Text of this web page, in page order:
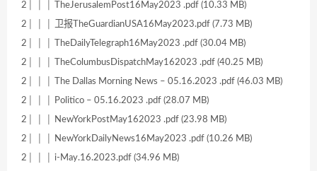
2│ │ │ TheJerusalemPost16May2023 .pdf (10.33 MB)
2│ │ │ 卫报TheGuardianUSA16May2023.pdf (7.73 MB)
2│ │ │ TheDailyTelegraph16May2023 .pdf (30.04 MB)
2│ │ │ TheColumbusDispatchMay162023 .pdf (40.25 MB)
2│ │ │ The Dallas Morning News – 05.16.2023 .pdf (46.03 MB)
2│ │ │ Politico – 05.16.2023 .pdf (28.07 MB)
2│ │ │ NewYorkPostMay162023 .pdf (23.98 MB)
2│ │ │ NewYorkDailyNews16May2023 .pdf (10.26 MB)
2│ │ │ i-May.16.2023.pdf (34.96 MB)